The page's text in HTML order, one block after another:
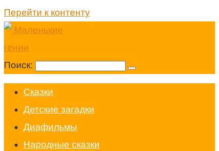
Перейти к контенту
Поиск:
Cказки
Детские загадки
Диафильмы
Народные сказки